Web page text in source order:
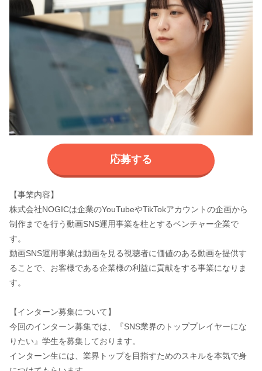
応募する
【事業内容】
株式会社NOGICは企業のYouTubeやTikTokアカウントの企画から
制作までを行う動画SNS運用事業を柱とするベンチャー企業で
す。
動画SNS運用事業は動画を見る視聴者に価値のある動画を提供す
ることで、お客様である企業様の利益に貢献をする事業になりま
す。
【インターン募集について】
今回のインターン募集では、『SNS業界のトッププレイヤーにな
りたい』学生を募集しております。
インターン生には、業界トップを目指すためのスキルを本気で身